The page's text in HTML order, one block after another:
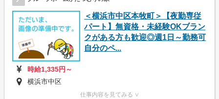
＜横浜市中区本牧町＞【夜勤専従
パート】無資格・未経験OKブラン
クがある方も歓迎◎週1日～勤務可
自分のペ...
時給1,335円～
横浜市中区
仕事内容を見てみる ∨